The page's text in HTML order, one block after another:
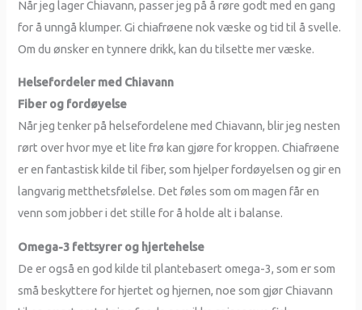
Når jeg lager Chiavann, passer jeg på å røre godt med en gang
for å unngå klumper. Gi chiafrøene nok væske og tid til å svelle.
Om du ønsker en tynnere drikk, kan du tilsette mer væske.
Helsefordeler med Chiavann
Fiber og fordøyelse
Når jeg tenker på helsefordelene med Chiavann, blir jeg nesten
rørt over hvor mye et lite frø kan gjøre for kroppen. Chiafrøene
er en fantastisk kilde til fiber, som hjelper fordøyelsen og gir en
langvarig metthetsfølelse. Det føles som om magen får en
venn som jobber i det stille for å holde alt i balanse.
Omega-3 fettsyrer og hjertehelse
De er også en god kilde til plantebasert omega-3, som er som
små beskyttere for hjertet og hjernen, noe som gjør Chiavann